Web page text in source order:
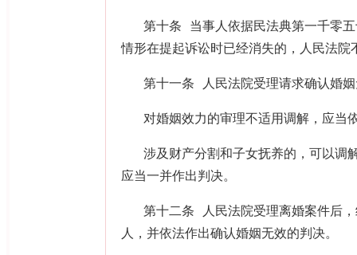
第十条 当事人依据民法典第一千零
情形在提起诉讼时已经消失的，人民法院
第十一条 人民法院受理请求确认婚
对婚姻效力的审理不适用调解，应当
涉及财产分割和子女抚养的，可以调
应当一并作出判决。
第十二条 人民法院受理离婚案件后
人，并依法作出确认婚姻无效的判决。